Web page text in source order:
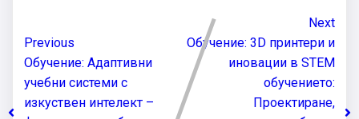
Previous
Обучение: Адаптивни
учебни системи с
изкуствен интелект –
Next
Обучение: 3D принтери и
иновации в STEM
обучението:
Проектиране,